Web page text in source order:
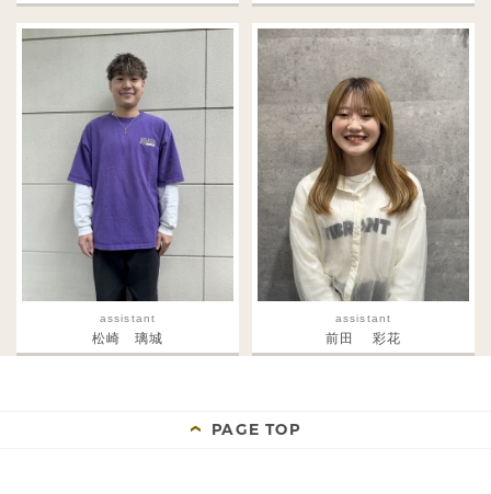
assistant
松崎 璃城
assistant
前田 彩花
PAGE TOP